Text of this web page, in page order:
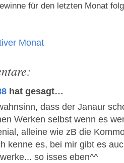
für den letzten Monat
Monat
hat gesagt…
dass der Janaur
Werken selbst wenn es
alleine wie zB die
kenne es, bei mir gibt es
so isses eben^^